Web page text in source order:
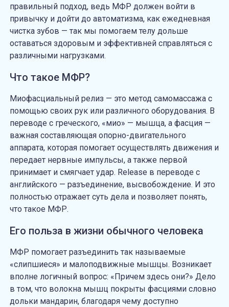
правильный подход, ведь МФР должен войти в
привычку и дойти до автоматизма, как ежедневная
чистка зубов — так мы помогаем телу дольше
оставаться здоровым и эффективней справляться с
различными нагрузками.
Что такое МФР?
Миофасциальный релиз — это метод самомассажа с
помощью своих рук или различного оборудования. В
переводе с греческого, «мио» — мышца, а фасция —
важная составляющая опорно-двигательного
аппарата, которая помогает осуществлять движения и
передает нервные импульсы, а также первой
принимает и смягчает удар. Release в переводе с
английского — разъединение, высвобождение. И это
полностью отражает суть дела и позволяет понять,
что такое МФР.
Его польза в жизни обычного человека
МФР помогает разъединить так называемые
«слипшиеся» и малоподвижные мышцы. Возникает
вполне логичный вопрос: «Причем здесь они?» Дело
в том, что волокна мышц покрыты фасциями словно
дольки мандарин, благодаря чему доступно